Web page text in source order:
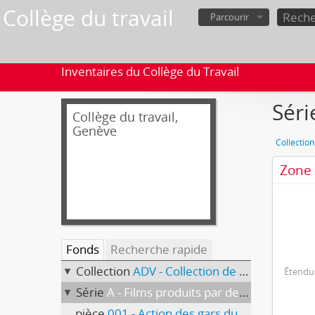
Collège du travail Parcourir
Inventaires du Collège du Travail
Collège du travail,
Genève
Fonds
Recherche rapide
Collection ADV - Collection de films
Série A - Films produits par des tiers